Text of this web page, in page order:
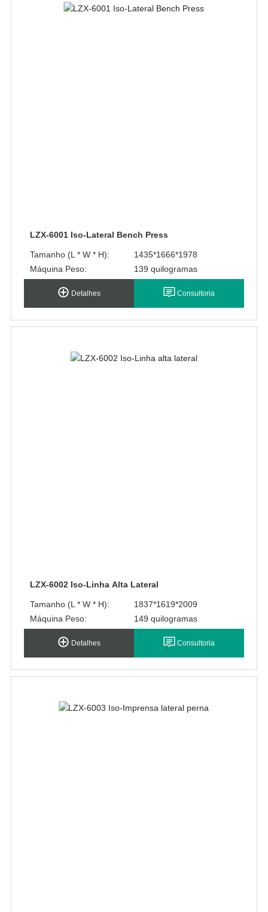
LZX-6001 Iso-Lateral Bench Press
Tamanho (L * W * H):
1435*1666*1978
Máquina Peso:
139 quilogramas
Detalhes Consultoria
LZX-6002 Iso-Linha Alta Lateral
Tamanho (L * W * H):
1837*1619*2009
Máquina Peso:
149 quilogramas
Detalhes Consultoria